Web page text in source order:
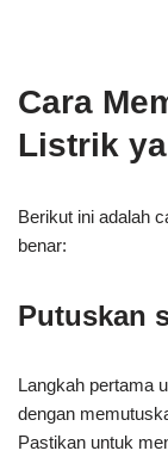
Cara
Listrik
Berikut ini adalah
benar:
Putuskan
Langkah pertama
dengan
Pastikan untuk